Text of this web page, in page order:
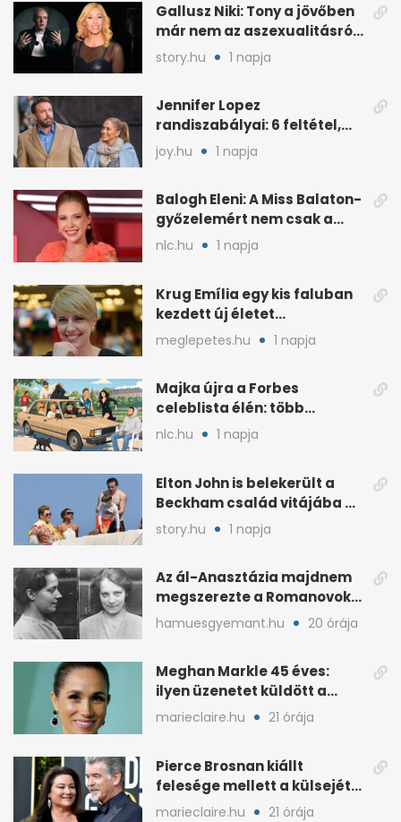
Gallusz Niki: Tony a jövőben
már nem az aszexualitásról
ír dalt
story.hu 1 napja
Jennifer Lopez
randiszabályai: 6 feltétel,
amit a párjától elvár
joy.hu 1 napja
Balogh Eleni: A Miss Balaton-
győzelemért nem csak a
külseje számított
nlc.hu 1 napja
Krug Emília egy kis faluban
kezdett új életet
szakemberrel
meglepetes.hu 1 napja
Majka újra a Forbes
celeblista élén: több
váratlan név az
élmezőnyben
nlc.hu 1 napja
Elton John is belekerült a
Beckham család vitájába a
francia Riviérán
story.hu 1 napja
Az ál-Anasztázia majdnem
megszerezte a Romanovok
örökségét
hamuesgyemant.hu 20 órája
Meghan Markle 45 éves:
ilyen üzenetet küldött a
királyi család
marieclaire.hu 21 órája
Pierce Brosnan kiállt
felesége mellett a külsejét
ért bántások után
marieclaire.hu 21 órája